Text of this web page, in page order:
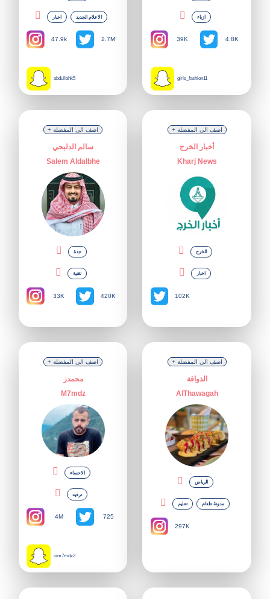
اخبار الاعلام الجديد
47.9k 2.7M
abdullahk5
ازياء
39K 4.8K
girls_fashion11
+ اضف الى المفضلة
سالم الدلبحي
Salem Aldalbhe
جدة
تقنية
33K 420K
+ اضف الى المفضلة
أخبار الخرج
Kharj News
الخرج
اخبار
102K
+ اضف الى المفضلة
محمدز
M7mdz
الاحساء
ترفيه
4M 725
iiim7mdz2
+ اضف الى المفضلة
الذواقة
AlThawagah
الرياض
تعليم مدونة طعام
297K